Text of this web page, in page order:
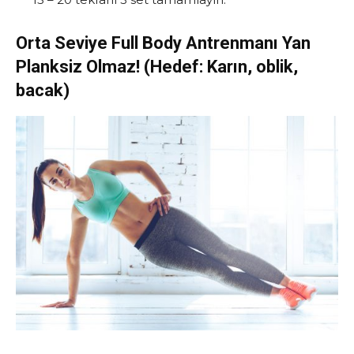
Orta Seviye Full Body Antrenmanı Yan
Planksiz Olmaz! (Hedef: Karın, oblik,
bacak)